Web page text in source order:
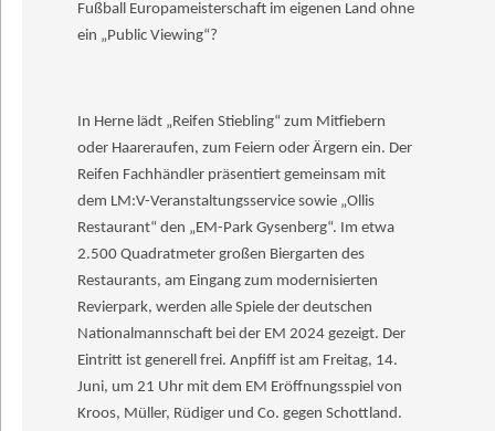
Fußball Europameisterschaft im eigenen Land ohne
ein „Public Viewing“?
In Herne lädt „Reifen Stiebling“ zum Mitfiebern
oder Haareraufen, zum Feiern oder Ärgern ein. Der
Reifen Fachhändler präsentiert gemeinsam mit
dem LM:V-Veranstaltungsservice sowie „Ollis
Restaurant“ den „EM-Park Gysenberg“. Im etwa
2.500 Quadratmeter großen Biergarten des
Restaurants, am Eingang zum modernisierten
Revierpark, werden alle Spiele der deutschen
Nationalmannschaft bei der EM 2024 gezeigt. Der
Eintritt ist generell frei. Anpfiff ist am Freitag, 14.
Juni, um 21 Uhr mit dem EM Eröffnungsspiel von
Kroos, Müller, Rüdiger und Co. gegen Schottland.